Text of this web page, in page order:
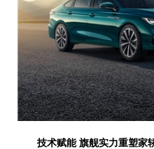
技术赋能 旗舰实力重塑家